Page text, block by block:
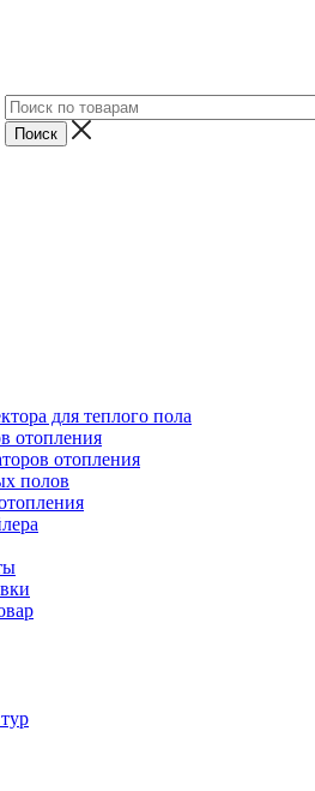
для теплого пола
отопления
отопления
полов